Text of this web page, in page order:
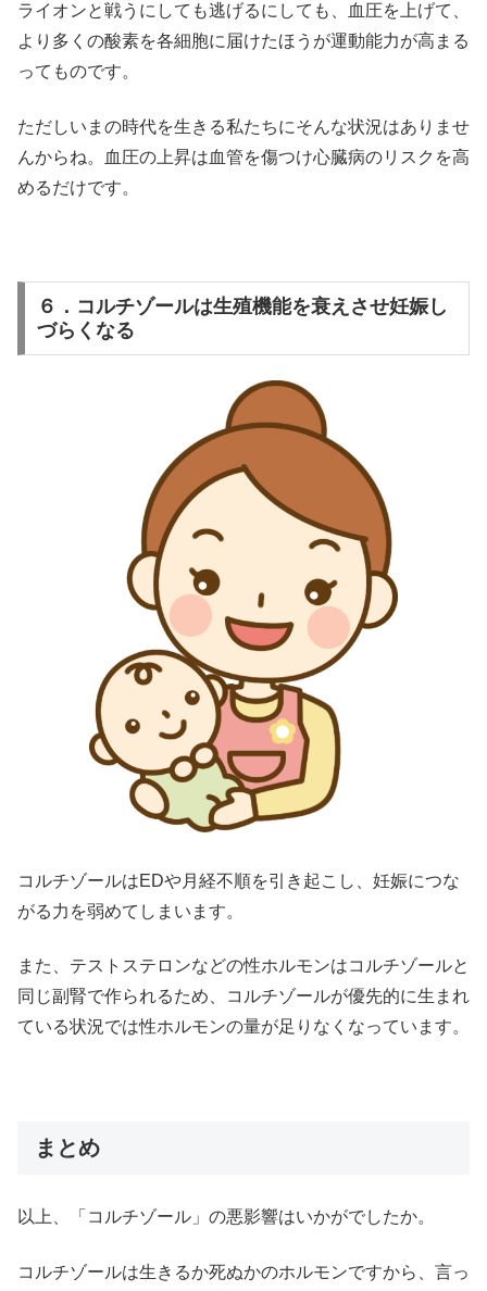
ライオンと戦うにしても逃げるにしても、血圧を上げて、
より多くの酸素を各細胞に届けたほうが運動能力が高まる
ってものです。
ただしいまの時代を生きる私たちにそんな状況はありませ
んからね。血圧の上昇は血管を傷つけ心臓病のリスクを高
めるだけです。
６．コルチゾールは生殖機能を衰えさせ妊娠し
づらくなる
コルチゾールはEDや月経不順を引き起こし、妊娠につな
がる力を弱めてしまいます。
また、テストステロンなどの性ホルモンはコルチゾールと
同じ副腎で作られるため、コルチゾールが優先的に生まれ
ている状況では性ホルモンの量が足りなくなっています。
まとめ
以上、「コルチゾール」の悪影響はいかがでしたか。
コルチゾールは生きるか死ぬかのホルモンですから、言っ